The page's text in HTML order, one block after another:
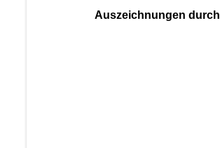
Auszeichnungen durch